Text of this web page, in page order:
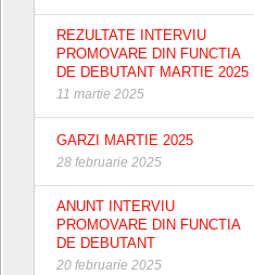
REZULTATE INTERVIU
PROMOVARE DIN FUNCTIA
DE DEBUTANT MARTIE 2025
11 martie 2025
GARZI MARTIE 2025
28 februarie 2025
ANUNT INTERVIU
PROMOVARE DIN FUNCTIA
DE DEBUTANT
20 februarie 2025